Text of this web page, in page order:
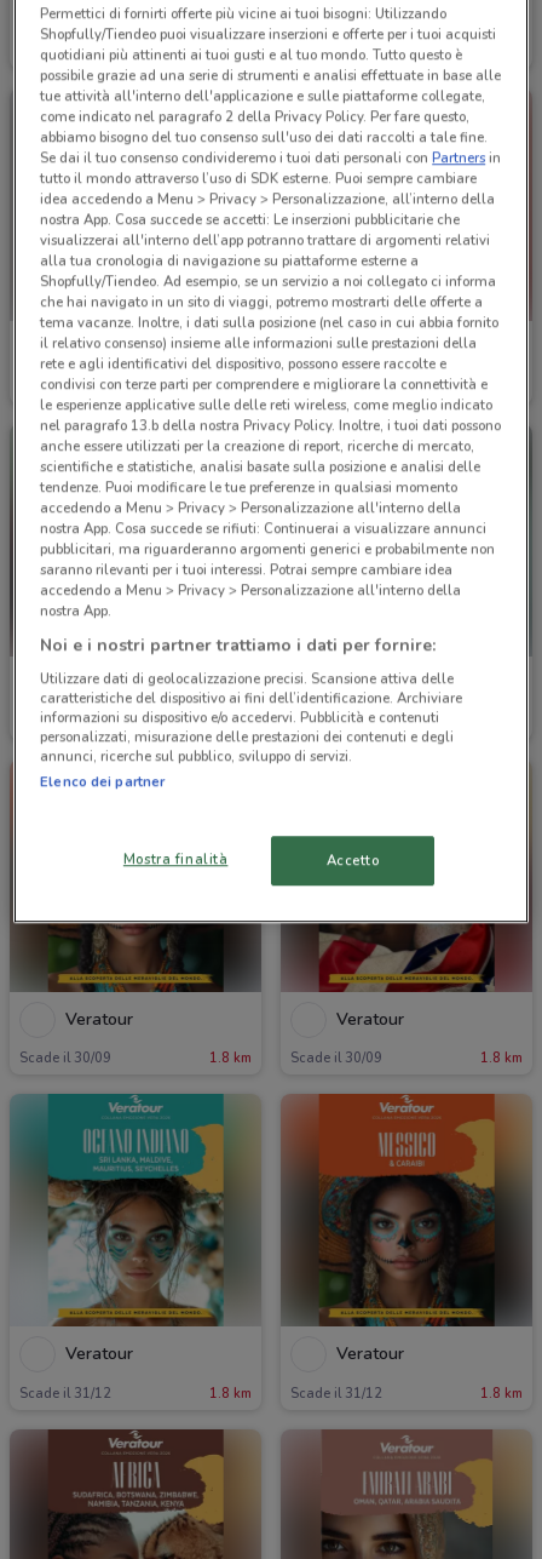
Alpitour
Scade il 31/10 540 m
Alpitour
Scade il 31/10
Alpitour
Scade il 31/12 540 m
Alpitour
Scade il 31/12 540 m
Veratour
Scade il 31/12 1.8 km
Veratour
Scade il 31/12
Veratour
Scade il 30/09 1.8 km
Veratour
Scade il 30/09 1.8 km
Veratour
Scade il 31/12 1.8 km
Veratour
Scade il 31/12 1.8 km
Permettici di fornirti offerte più vicine ai tuoi bisogni: Utilizzando
Shopfully/Tiendeo puoi visualizzare inserzioni e offerte per i tuoi acquisti
quotidiani più attinenti ai tuoi gusti e al tuo mondo. Tutto questo è
possibile grazie ad una serie di strumenti e analisi effettuate in base alle
tue attività all'interno dell'applicazione e sulle piattaforme collegate,
come indicato nel paragrafo 2 della Privacy Policy. Per fare questo,
abbiamo bisogno del tuo consenso sull'uso dei dati raccolti a tale fine.
Se dai il tuo consenso condivideremo i tuoi dati personali conPartnersin
tutto il mondo attraverso l’uso di SDK esterne. Puoi sempre cambiare
idea accedendo a Menu > Privacy > Personalizzazione, all’interno della
nostra App. Cosa succede se accetti: Le inserzioni pubblicitarie che
visualizzerai all'interno dell’app potranno trattare di argomenti relativi
alla tua cronologia di navigazione su piattaforme esterne a
Shopfully/Tiendeo. Ad esempio, se un servizio a noi collegato ci informa
che hai navigato in un sito di viaggi, potremo mostrarti delle offerte a
tema vacanze. Inoltre, i dati sulla posizione (nel caso in cui abbia fornito
il relativo consenso) insieme alle informazioni sulle prestazioni della
rete e agli identificativi del dispositivo, possono essere raccolte e
condivisi con terze parti per comprendere e migliorare la connettività e
le esperienze applicative sulle delle reti wireless, come meglio indicato
nel paragrafo 13.b della nostra Privacy Policy. Inoltre, i tuoi dati possono
anche essere utilizzati per la creazione di report, ricerche di mercato,
scientifiche e statistiche, analisi basate sulla posizione e analisi delle
tendenze. Puoi modificare le tue preferenze in qualsiasi momento
accedendo a Menu > Privacy > Personalizzazione all'interno della
nostra App. Cosa succede se rifiuti: Continuerai a visualizzare annunci
pubblicitari, ma riguarderanno argomenti generici e probabilmente non
saranno rilevanti per i tuoi interessi. Potrai sempre cambiare idea
accedendo a Menu > Privacy > Personalizzazione all'interno della
nostra App.
Noi e i nostri partner trattiamo i dati per fornire:
Utilizzare dati di geolocalizzazione precisi. Scansione attiva delle
caratteristiche del dispositivo ai fini dell’identificazione. Archiviare
informazioni su dispositivo e/o accedervi. Pubblicità e contenuti
personalizzati, misurazione delle prestazioni dei contenuti e degli
annunci, ricerche sul pubblico, sviluppo di servizi.
Elenco dei partner
Mostra finalità Accetto